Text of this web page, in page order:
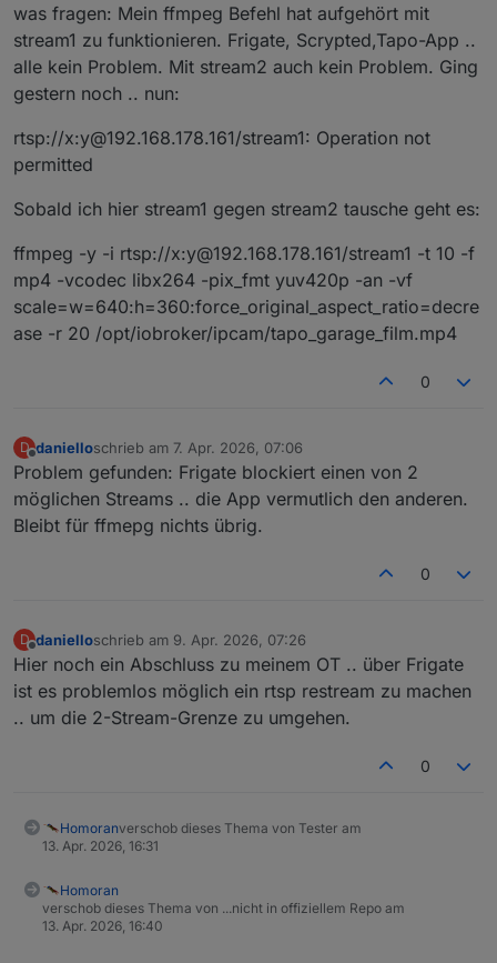
was fragen: Mein ffmpeg Befehl hat aufgehört mit
stream1 zu funktionieren. Frigate, Scrypted,Tapo-App ..
alle kein Problem. Mit stream2 auch kein Problem. Ging
gestern noch .. nun:
rtsp://x:y@192.168.178.161/stream1: Operation not
permitted
Sobald ich hier stream1 gegen stream2 tausche geht es:
ffmpeg -y -i rtsp://x:y@192.168.178.161/stream1 -t 10 -f
mp4 -vcodec libx264 -pix_fmt yuv420p -an -vf
scale=w=640:h=360:force_original_aspect_ratio=decre
ase -r 20 /opt/iobroker/ipcam/tapo_garage_film.mp4
0
D
Offline
danielloschrieb am 7. Apr. 2026, 07:06
zuletzt editiert von
Problem gefunden: Frigate blockiert einen von 2
möglichen Streams .. die App vermutlich den anderen.
Bleibt für ffmepg nichts übrig.
0
D danielloschrieb am 9. Apr. 2026, 07:26
zuletzt editiert von
Hier noch ein Abschluss zu meinem OT .. über Frigate
ist es problemlos möglich ein rtsp restream zu machen
.. um die 2-Stream-Grenze zu umgehen.
0
Homoranverschob dieses Thema von Tester am
13. Apr. 2026, 16:31
Homoran
verschob dieses Thema von ...nicht in offiziellem Repo am
13. Apr. 2026, 16:40